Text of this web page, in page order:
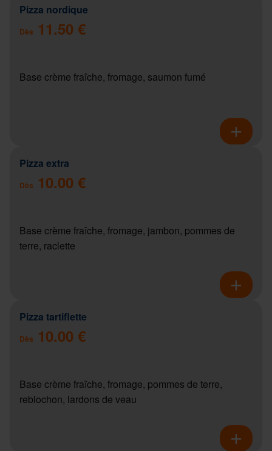
Pizza nordique
Dès 11.50 €
Base crème fraîche, fromage, saumon fumé
Pizza extra
Dès 10.00 €
Base crème fraîche, fromage, jambon, pommes de
terre, raclette
Pizza tartiflette
Dès 10.00 €
Base crème fraîche, fromage, pommes de terre,
reblochon, lardons de veau